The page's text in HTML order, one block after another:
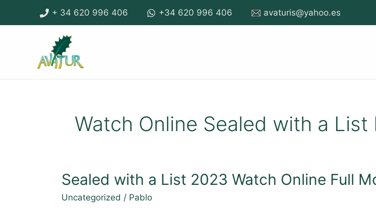
+ 34 620 996 406 +34 620 996 406 avaturis@yahoo.es
Watch Online Sealed with a List
Sealed with a List 2023 Watch Online Full
Uncategorized / Pablo
Sealed
with
a